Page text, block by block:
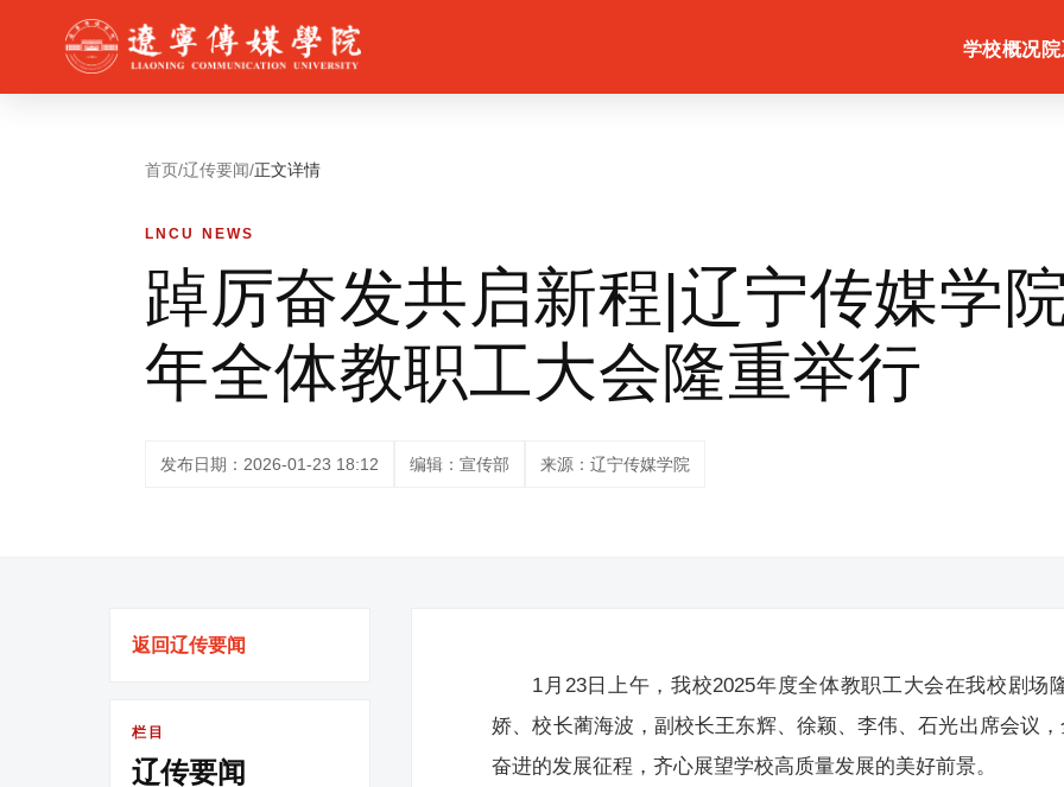
学校概况院
首页/辽传要闻/正文详情
LNCU NEWS
踔厉奋发共启新程|辽宁传媒学
年全体教职工大会隆重举行
发布日期：2026-01-23 18:12 编辑：宣传部 来源：辽宁传媒学院
返回辽传要闻
栏目
辽传要闻
1月23日上午，我校2025年度全体教职工大会在我校剧场
娇、校长蔺海波，副校长王东辉、徐颖、李伟、石光出席会议
奋进的发展征程，齐心展望学校高质量发展的美好前景。